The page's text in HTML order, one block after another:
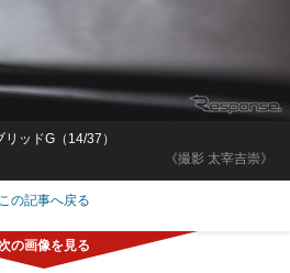
《撮影 太宰吉崇》
ッドG（14/37）
この記事へ戻る